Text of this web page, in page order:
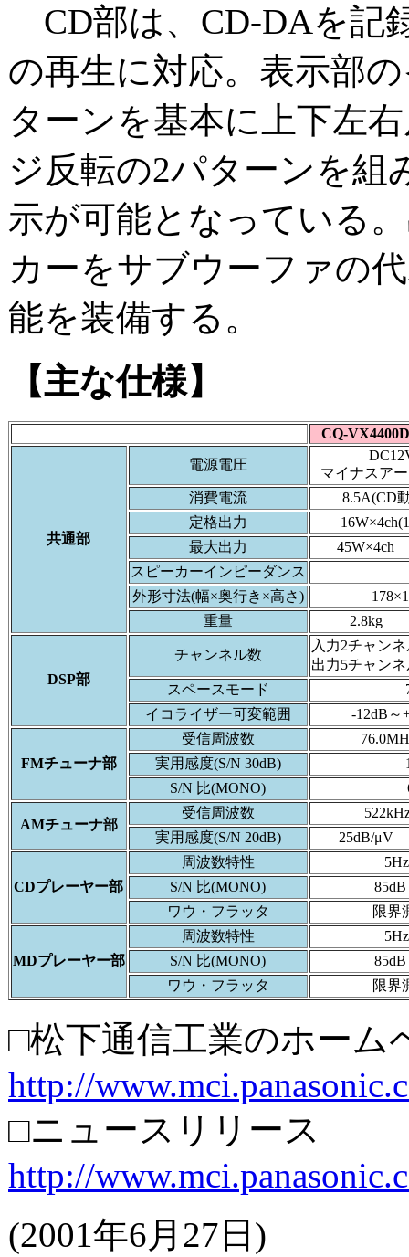
CD部は、CD-DAを記
の再生に対応。表示部
ターンを基本に上下左
ジ反転の2パターンを組
示が可能となっている
カーをサブウーファの
能を装備する。
【主な仕様】
CQ-
共通部
電源電圧
マイナスア
消費電流
8.5A(CD
定格出力
最大出力
45W×4ch
スピーカーインピーダンス
外形寸法(幅×奥行き×高さ)
重量
2.8kg
DSP部
チャンネル数
入力2チャン
出力5チャン
スペースモード
イコライザー可変範囲
-12dB～
FMチューナ部
受信周波数
実用感度(S/N 30dB)
S/N 比(MONO)
AMチューナ部
受信周波数
実用感度(S/N 20dB)
25dB/μV
CDプレーヤー部
周波数特性
S/N 比(MONO)
ワウ・フラッタ
限界
MDプレーヤー部
周波数特性
S/N 比(MONO)
ワウ・フラッタ
限界
□松下通信工業のホーム
http://
□ニュースリリース
http://
(2001年6月27日)